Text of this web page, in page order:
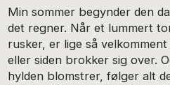
Min sommer begynder den
det regner. Når et lummert
rusker, er lige så
eller siden brokker sig over.
hylden blomstrer, følger alt